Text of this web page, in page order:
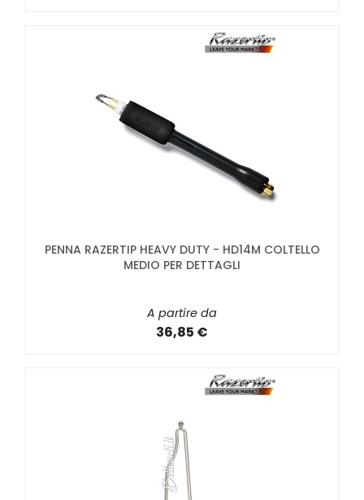
PENNA RAZERTIP HEAVY DUTY - HD14M COLTELLO
MEDIO PER DETTAGLI
A partire da
36,85 €